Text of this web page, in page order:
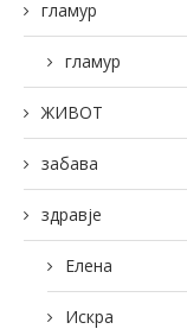
гламур
гламур
ЖИВОТ
забава
здравје
Елена
Искра